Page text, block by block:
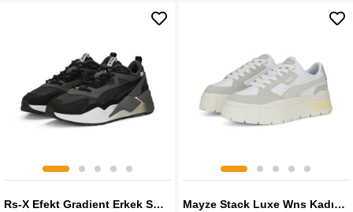
Rs-X Efekt Gradient Erkek Sneaker Mayze Stack Luxe Wns Kadın Sneaker